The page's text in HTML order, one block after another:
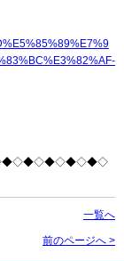
一覧へ
前のページへ >